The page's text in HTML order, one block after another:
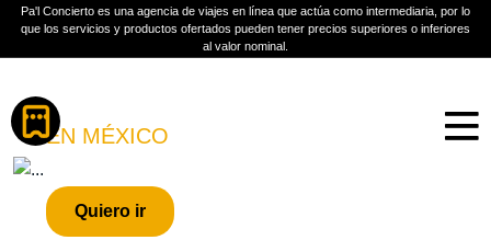
Pa'l Concierto es una agencia de viajes en línea que actúa como intermediaria, por lo
que los servicios y productos ofertados pueden tener precios superiores o inferiores
al valor nominal.
Boletos
ÁNGELES DEL INFIERNO
EN MÉXICO
Quiero ir